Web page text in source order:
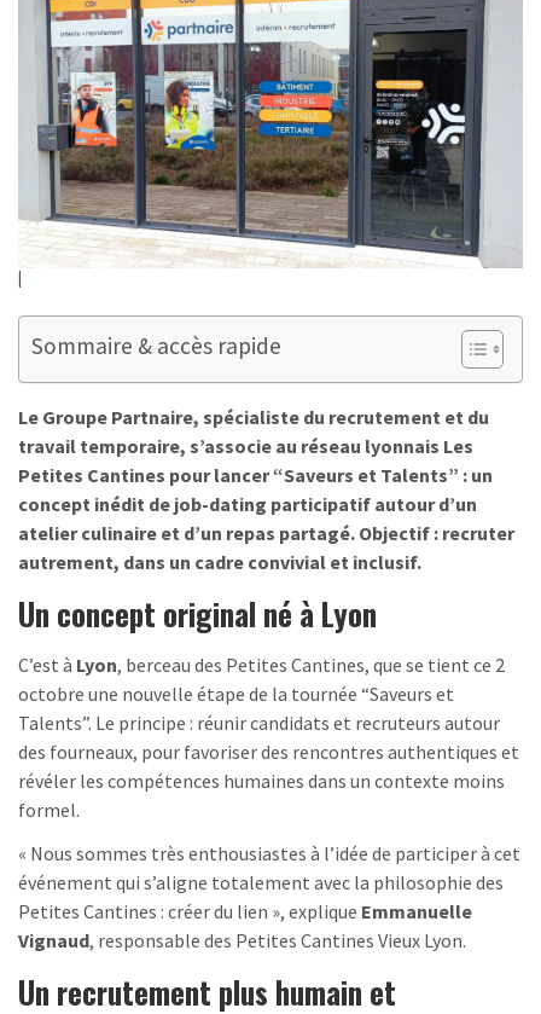
Sommaire & accès rapide
Le Groupe Partnaire, spécialiste du recrutement et du
travail temporaire, s’associe au réseau lyonnais Les
Petites Cantines pour lancer “Saveurs et Talents” : un
concept inédit de job-dating participatif autour d’un
atelier culinaire et d’un repas partagé. Objectif : recruter
autrement, dans un cadre convivial et inclusif.
Un concept original né à Lyon
C’est à Lyon, berceau des Petites Cantines, que se tient ce 2
octobre une nouvelle étape de la tournée “Saveurs et
Talents”. Le principe : réunir candidats et recruteurs autour
des fourneaux, pour favoriser des rencontres authentiques et
révéler les compétences humaines dans un contexte moins
formel.
« Nous sommes très enthousiastes à l’idée de participer à cet
événement qui s’aligne totalement avec la philosophie des
Petites Cantines : créer du lien », explique Emmanuelle
Vignaud, responsable des Petites Cantines Vieux Lyon.
Un recrutement plus humain et